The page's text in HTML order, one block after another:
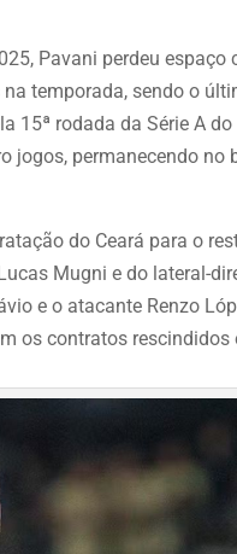
Pavani perdeu espaço
temporada, sendo o
15ª rodada da Série A
jogos, permanecendo no
do Ceará para o
Mugni e do lateral-
e o atacante Renzo
os contratos